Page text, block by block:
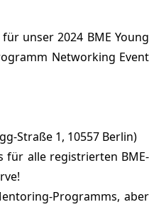
unser 2024 BME Young
Networking Event
Straße 1, 10557 Berlin)
für alle registrierten BME-
Programms, aber